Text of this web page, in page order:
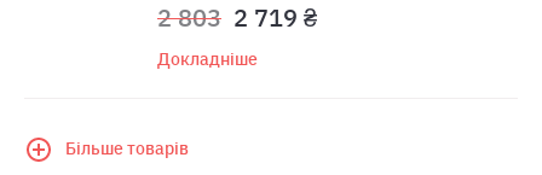
2 803 2 719 ₴
Докладніше
Більше товарів